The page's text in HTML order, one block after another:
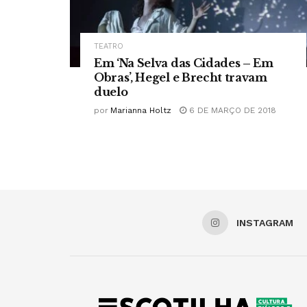
TEATRO
Em ‘Na Selva das Cidades – Em
Obras’, Hegel e Brecht travam
duelo
por Marianna Holtz 6 DE MARÇO DE 2018
INSTAGRAM